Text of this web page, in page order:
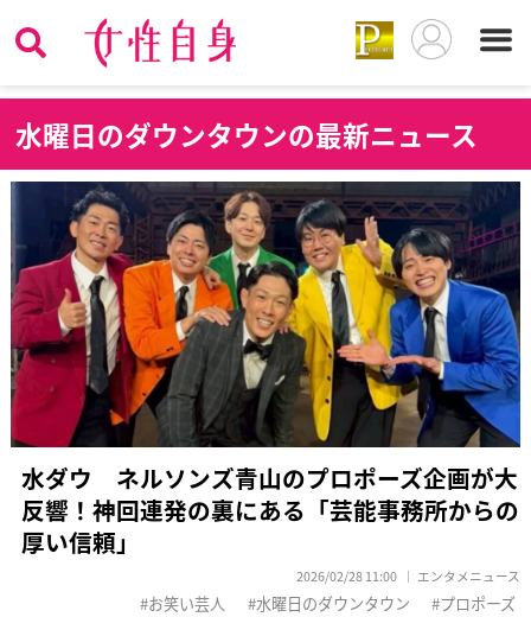
水曜日のダウンタウンの最新ニュース
水ダウ ネルソンズ青山のプロポーズ企画が大
反響！神回連発の裏にある「芸能事務所からの
厚い信頼」
2026/02/28 11:00 エンタメニュース
お笑い芸人 水曜日のダウンタウン プロポーズ